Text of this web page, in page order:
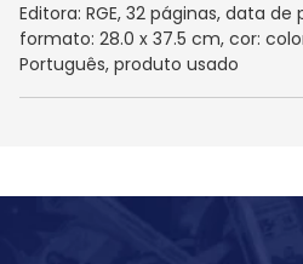
Editora: RGE, 32 páginas, data
formato: 28.0 x 37.5 cm, cor:
Português, produto usado